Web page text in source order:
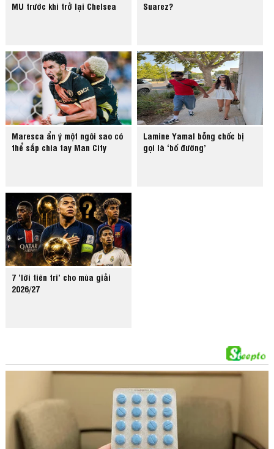
MU trước khi trở lại Chelsea Suarez?
Maresca ẩn ý một ngôi sao có
thể sắp chia tay Man City
Lamine Yamal bỗng chốc bị
gọi là ‘bố đường’
7 ‘lời tiên tri’ cho mùa giải
2026/27